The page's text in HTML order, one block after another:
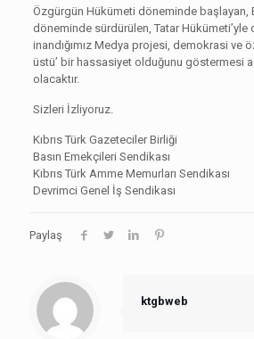
Özgürgün Hükümeti döneminde başlayan,
döneminde sürdürülen, Tatar Hükümeti’yle
inandığımız Medya projesi, demokrasi ve
üstü’ bir hassasiyet olduğunu göstermesi
olacaktır.
Sizleri İzliyoruz.
Kıbrıs Türk Gazeteciler Birliği
Basın Emekçileri Sendikası
Kıbrıs Türk Amme Memurları Sendikası
Devrimci Genel İş Sendikası
Paylaş
ktgbweb